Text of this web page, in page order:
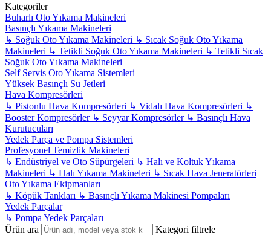
Kategoriler
Buharlı Oto Yıkama Makineleri
Basınçlı Yıkama Makineleri
↳ Soğuk Oto Yıkama Makineleri ↳ Sıcak Soğuk Oto Yıkama
Makineleri ↳ Tetikli Soğuk Oto Yıkama Makineleri ↳ Tetikli Sıcak
Soğuk Oto Yıkama Makineleri
Self Servis Oto Yıkama Sistemleri
Yüksek Basınçlı Su Jetleri
Hava Kompresörleri
↳ Pistonlu Hava Kompresörleri ↳ Vidalı Hava Kompresörleri ↳
Booster Kompresörler ↳ Seyyar Kompresörler ↳ Basınçlı Hava
Kurutucuları
Yedek Parça ve Pompa Sistemleri
Profesyonel Temizlik Makineleri
↳ Endüstriyel ve Oto Süpürgeleri ↳ Halı ve Koltuk Yıkama
Makineleri ↳ Halı Yıkama Makineleri ↳ Sıcak Hava Jeneratörleri
Oto Yıkama Ekipmanları
↳ Köpük Tankları ↳ Basınçlı Yıkama Makinesi Pompaları
Yedek Parçalar
↳ Pompa Yedek Parçaları
Ürün ara
Kategori filtrele